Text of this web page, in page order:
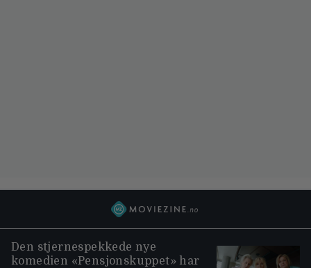
Den stjernespekkede nye
komedien «Pensjonskuppet» har